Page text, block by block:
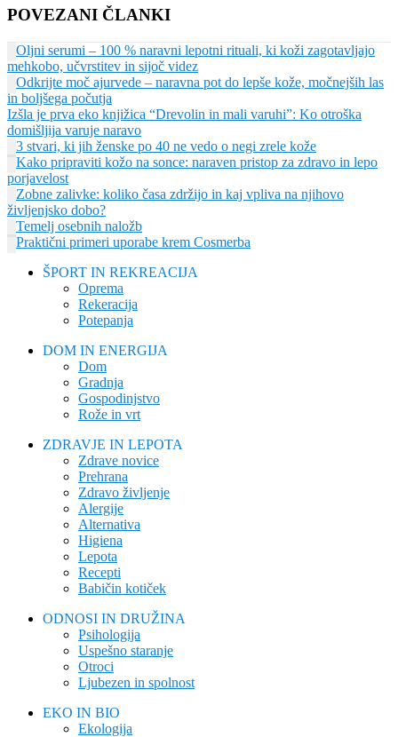
POVEZANI ČLANKI
Oljni serumi – 100 % naravni lepotni rituali, ki koži zagotavljajo
mehkobo, učvrstitev in sijoč videz
Odkrijte moč ajurvede – naravna pot do lepše kože, močnejših las
in boljšega počutja
Izšla je prva eko knjižica “Drevolin in mali varuhi”: Ko otroška
domišljija varuje naravo
3 stvari, ki jih ženske po 40 ne vedo o negi zrele kože
Kako pripraviti kožo na sonce: naraven pristop za zdravo in lepo
porjavelost
Zobne zalivke: koliko časa zdržijo in kaj vpliva na njihovo
življenjsko dobo?
Temelj osebnih naložb
Praktični primeri uporabe krem Cosmerba
ŠPORT IN REKREACIJA
Oprema
Rekeracija
Potepanja
DOM IN ENERGIJA
Dom
Gradnja
Gospodinjstvo
Rože in vrt
ZDRAVJE IN LEPOTA
Zdrave novice
Prehrana
Zdravo življenje
Alergije
Alternativa
Higiena
Lepota
Recepti
Babičin kotiček
ODNOSI IN DRUŽINA
Psihologija
Uspešno staranje
Otroci
Ljubezen in spolnost
EKO IN BIO
Ekologija